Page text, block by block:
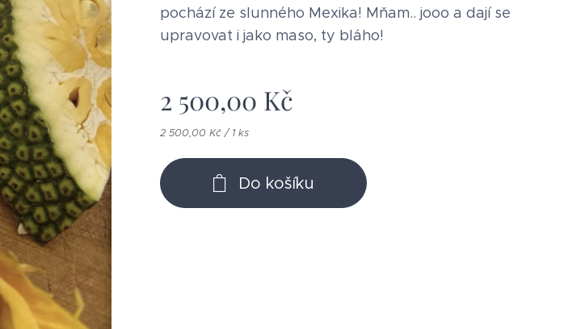
pochází ze slunného Mexika! Mňam.. jooo a dají se
upravovat i jako maso, ty bláho!
2 500,00 Kč
2 500,00 Kč / 1 ks
Do košíku